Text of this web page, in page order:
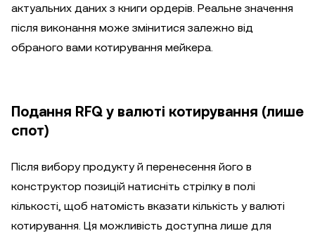
актуальних даних з книги ордерів. Реальне значення
після виконання може змінитися залежно від
обраного вами котирування мейкера.
Подання RFQ у валюті котирування (лише
спот)
Після вибору продукту й перенесення його в
конструктор позицій натисніть стрілку в полі
кількості, щоб натомість вказати кількість у валюті
котирування. Ця можливість доступна лише для